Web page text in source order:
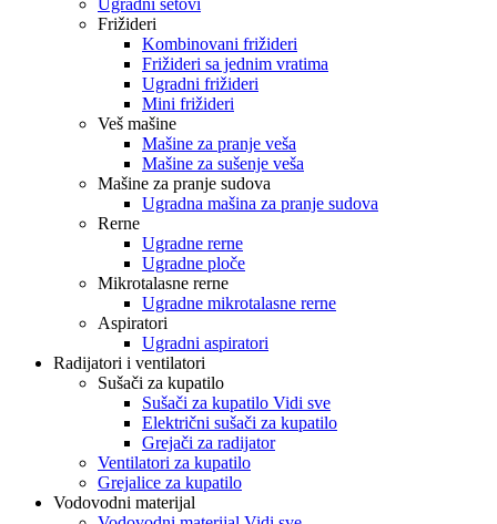
Ugradni setovi
Frižideri
Kombinovani frižideri
Frižideri sa jednim vratima
Ugradni frižideri
Mini frižideri
Veš mašine
Mašine za pranje veša
Mašine za sušenje veša
Mašine za pranje sudova
Ugradna mašina za pranje sudova
Rerne
Ugradne rerne
Ugradne ploče
Mikrotalasne rerne
Ugradne mikrotalasne rerne
Aspiratori
Ugradni aspiratori
Radijatori i ventilatori
Sušači za kupatilo
Sušači za kupatilo Vidi sve
Električni sušači za kupatilo
Grejači za radijator
Ventilatori za kupatilo
Grejalice za kupatilo
Vodovodni materijal